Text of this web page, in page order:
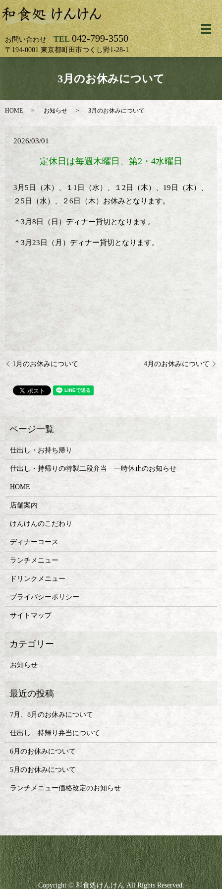
お問い合わせTEL 042-799-3550
〒194-0001 東京都町田市つくし野1-28-1
メ
3月のお休みについて
HOME お知らせ 3月のお休みについて
2026/03/01
定休日は毎週木曜日、第2・4水曜日
3月5日（木）、１1日（水）、１2日（木）、19日（木）、
２5日（水）、２6日（木）お休みとなります。
＊3月8日（日）ディナー貸切となります。
＊3月23日（月）ディナー貸切となります。
1月のお休みについて 4月のお休みについて
仕出し・お持ち帰り
仕出し・持帰りの特製二段弁当 一時休止のお知らせ
HOME
店舗案内
けんけんのこだわり
ディナーコース
ランチメニュー
ドリンクメニュー
プライバシーポリシー
サイトマップ
お知らせ
7月、8月のお休みについて
仕出し 持帰り弁当について
6月のお休みについて
5月のお休みについて
ランチメニュー価格改定のお知らせ
Copyright © 和食処けんけん All Rights Reserved.